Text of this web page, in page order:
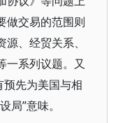
做交易的范围则
、经贸关系、
一系列议题。又
预先为美国与相
局”意味。